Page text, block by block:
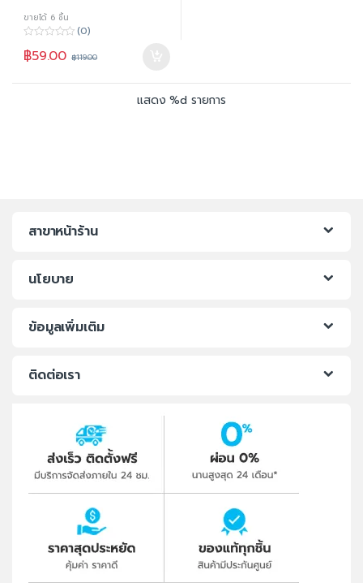
ขายได้ 6 ชิ้น
o
u
o
(0)
฿59.00 ฿119.00
แสดง %d รายการ
สาขาหน้าร้าน
นโยบาย
ข้อมูลเพิ่มเติม
ติดต่อเรา